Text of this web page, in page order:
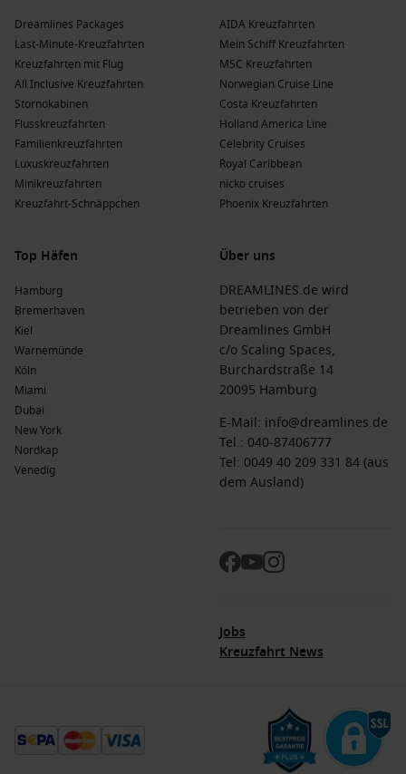
Dreamlines Packages
Last-Minute-Kreuzfahrten
Kreuzfahrten mit Flug
All Inclusive Kreuzfahrten
Stornokabinen
Flusskreuzfahrten
Familienkreuzfahrten
Luxuskreuzfahrten
Minikreuzfahrten
Kreuzfahrt-Schnäppchen
AIDA Kreuzfahrten
Mein Schiff Kreuzfahrten
MSC Kreuzfahrten
Norwegian Cruise Line
Costa Kreuzfahrten
Holland America Line
Celebrity Cruises
Royal Caribbean
nicko cruises
Phoenix Kreuzfahrten
Top Häfen
Hamburg
Bremerhaven
Kiel
Warnemünde
Köln
Miami
Dubai
New York
Nordkap
Venedig
Über uns
DREAMLINES.de wird
betrieben von der
Dreamlines GmbH
c/o Scaling Spaces,
Burchardstraße 14
20095 Hamburg
E-Mail: info@dreamlines.de
Tel.: 040-87406777
Tel: 0049 40 209 331 84 (aus
dem Ausland)
Jobs
Kreuzfahrt News